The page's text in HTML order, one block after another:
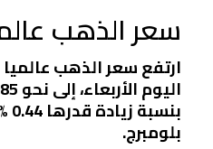
سعر الذهب
ارتفع سعر الذهب
بلومبرج.